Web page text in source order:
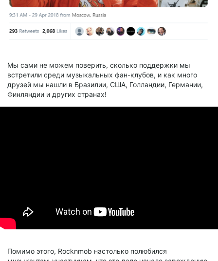
Мы сами не можем поверить, сколько поддержки мы
встретили среди музыкальных фан-клубов, и как много
друзей мы нашли в Бразилии, США, Голландии, Германии,
Финляндии и других странах!
Помимо этого, Rocknmob настолько полюбился